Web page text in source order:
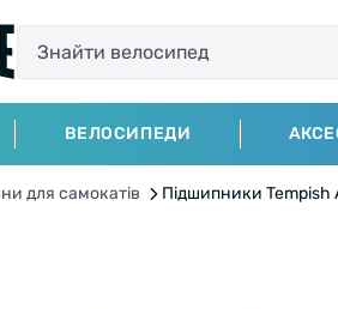
ВЕЛОСИПЕДИ
для самокатів Підшипники Tempish